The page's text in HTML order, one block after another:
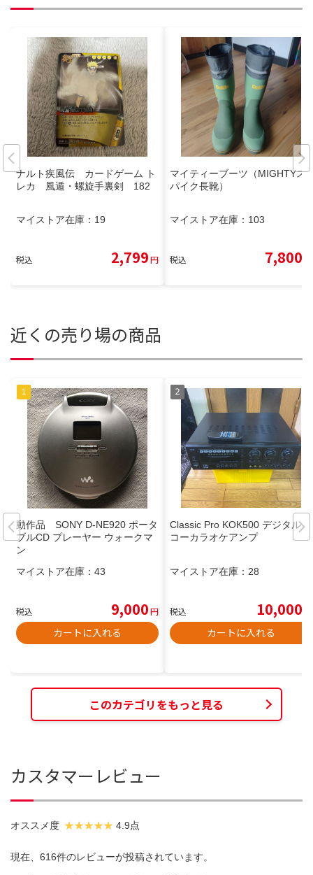
ナルト疾風伝 カードゲーム ト
レカ 風遁・螺旋手裏剣 182
マイストア在庫： 19
税込 2,799円
マイティーブーツ（MIGHTYス
パイク長靴）
マイストア在庫： 103
税込 7,800
近くの売り場の商品
動作品 SONY D-NE920 ポータ
ブルCD プレーヤー ウォークマ
ン
マイストア在庫： 43
税込 9,000円
カートに入れる
Classic Pro KOK500 デジタルエ
コーカラオケアンプ
マイストア在庫： 28
税込 10,000
カートに入れる
このカテゴリをもっと見る
カスタマーレビュー
オススメ度 4.9点
現在、616件のレビューが投稿されています。